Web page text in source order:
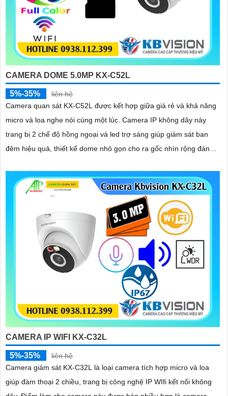
CAMERA DOME 5.0MP KX-C52L
5%-35%
liên hệ
Camera quan sát KX-C52L được kết hợp giữa giá rẻ và khả năng
micro và loa nghe nói cùng một lúc. Camera IP không dây này
trang bị 2 chế độ hồng ngoại và led trợ sáng giúp giám sát ban
đêm hiệu quả, thiết kế dome nhỏ gọn cho ra gốc nhìn rộng đáng
CAMERA IP WIFI KX-C32L
5%-35%
liên hệ
Camera giám sát KX-C32L là loại camera tích hợp micro và loa
giúp đàm thoại 2 chiều, trang bị công nghệ IP WIfi kết nối không